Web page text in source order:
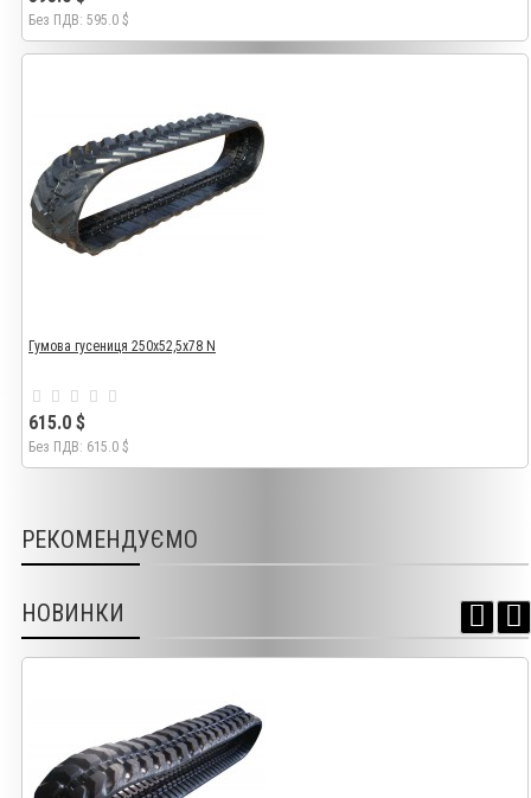
Без ПДВ: 595.0 $
Гумова гусениця 250х52,5х78 N
615.0 $
Без ПДВ: 615.0 $
РЕКОМЕНДУЄМО
НОВИНКИ